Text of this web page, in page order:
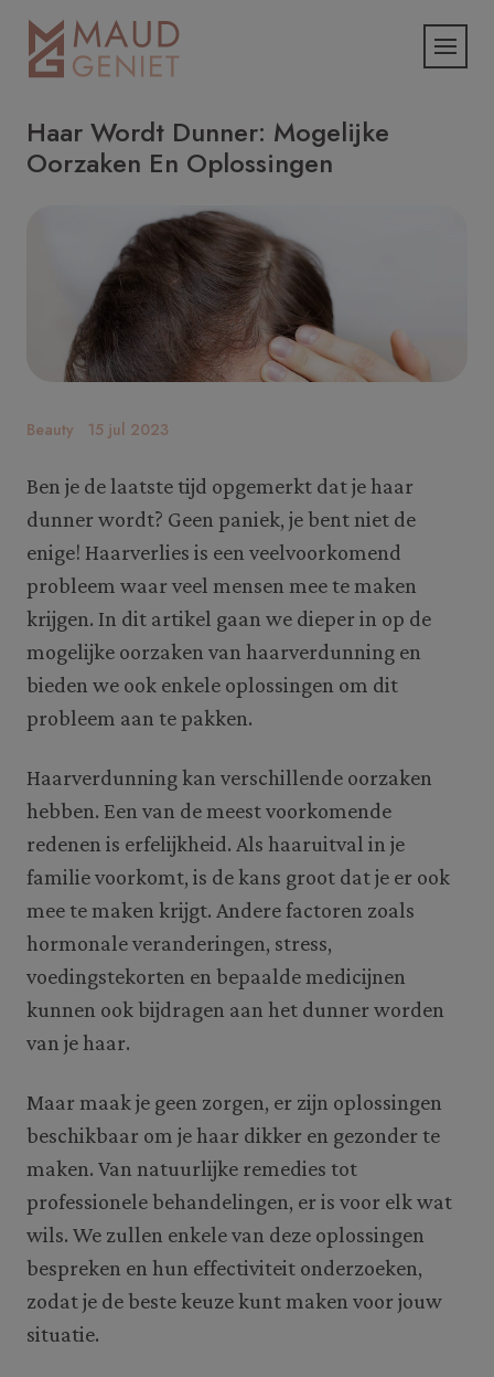
Haar Wordt Dunner: Mogelijke
Oorzaken En Oplossingen
Beauty 15 jul 2023
Ben je de laatste tijd opgemerkt dat je haar
dunner wordt? Geen paniek, je bent niet de
enige! Haarverlies is een veelvoorkomend
probleem waar veel mensen mee te maken
krijgen. In dit artikel gaan we dieper in op de
mogelijke oorzaken van haarverdunning en
bieden we ook enkele oplossingen om dit
probleem aan te pakken.
Haarverdunning kan verschillende oorzaken
hebben. Een van de meest voorkomende
redenen is erfelijkheid. Als haaruitval in je
familie voorkomt, is de kans groot dat je er ook
mee te maken krijgt. Andere factoren zoals
hormonale veranderingen, stress,
voedingstekorten en bepaalde medicijnen
kunnen ook bijdragen aan het dunner worden
van je haar.
Maar maak je geen zorgen, er zijn oplossingen
beschikbaar om je haar dikker en gezonder te
maken. Van natuurlijke remedies tot
professionele behandelingen, er is voor elk wat
wils. We zullen enkele van deze oplossingen
bespreken en hun effectiviteit onderzoeken,
zodat je de beste keuze kunt maken voor jouw
situatie.